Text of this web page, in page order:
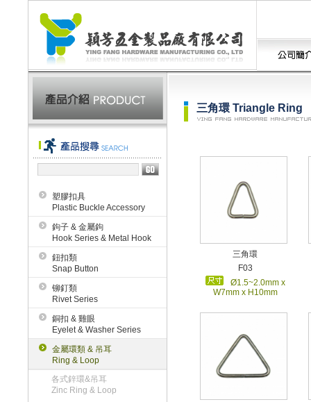
塑膠扣具
Plastic Buckle Accessory
鉤子 & 金屬鉤
Hook Series & Metal Hook
鈕扣類
Snap Button
铆釘類
Rivet Series
銅扣 & 雞眼
Eyelet & Washer Series
金屬環類 & 吊耳
Ring & Loop
各式鋅環&吊耳
Zinc Ring & Loop
三角環 Triangle Ring
三角環
F03
Ø1.5~2.0mm x
W7mm x H10mm